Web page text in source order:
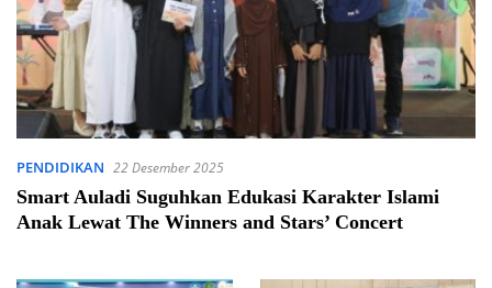
PENDIDIKAN 22 Desember 2025
Smart Auladi Suguhkan Edukasi Karakter Islami
Anak Lewat The Winners and Stars’ Concert